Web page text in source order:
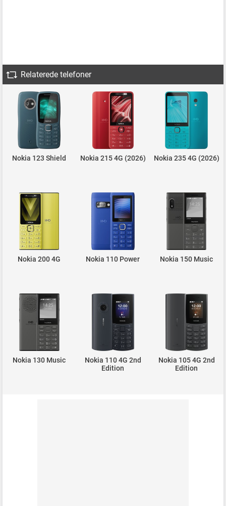
Relaterede telefoner
Nokia 123 Shield Nokia 215 4G (2026) Nokia 235 4G (2026)
Nokia 200 4G Nokia 110 Power Nokia 150 Music
Nokia 130 Music
Nokia 110 4G 2nd
Edition
Nokia 105 4G 2nd
Edition